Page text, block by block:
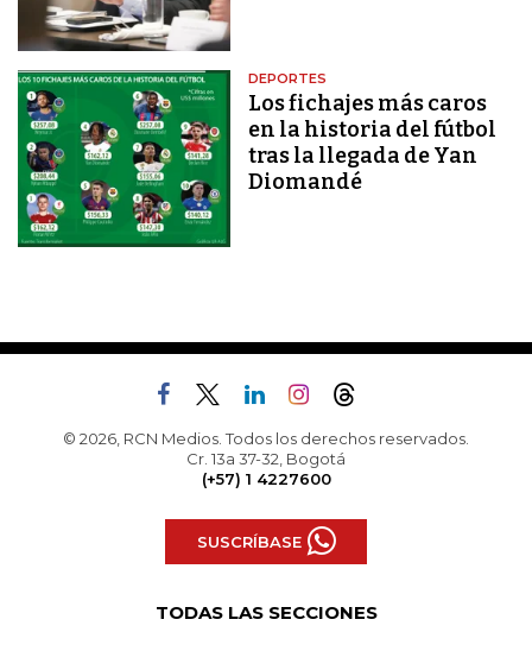
DEPORTES
Los fichajes más caros
en la historia del fútbol
tras la llegada de Yan
Diomandé
© 2026, RCN Medios. Todos los derechos reservados.
Cr. 13a 37-32, Bogotá
(+57) 1 4227600
SUSCRÍBASE
TODAS LAS SECCIONES